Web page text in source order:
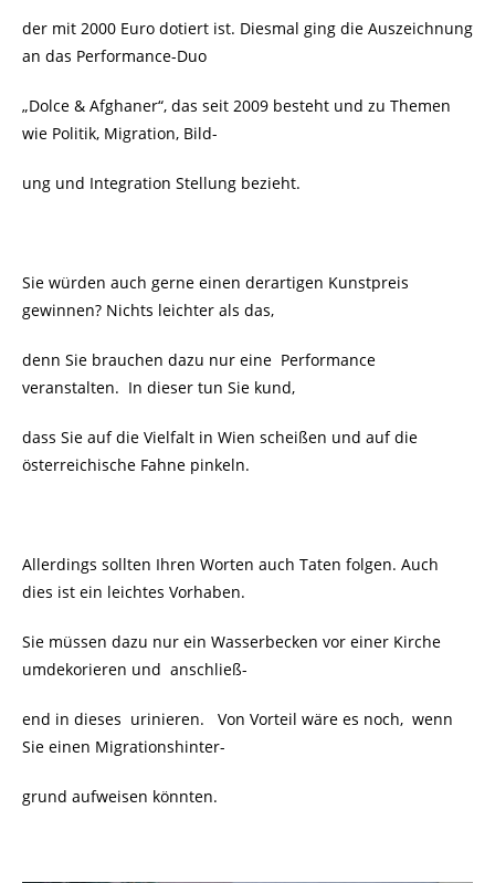
der mit 2000 Euro dotiert ist. Diesmal ging die Auszeichnung
an das Performance-Duo
„Dolce & Afghaner“, das seit 2009 besteht und zu Themen
wie Politik, Migration, Bild-
ung und Integration Stellung bezieht.
Sie würden auch gerne einen derartigen Kunstpreis
gewinnen? Nichts leichter als das,
denn Sie brauchen dazu nur eine Performance
veranstalten. In dieser tun Sie kund,
dass Sie auf die Vielfalt in Wien scheißen und auf die
österreichische Fahne pinkeln.
Allerdings sollten Ihren Worten auch Taten folgen. Auch
dies ist ein leichtes Vorhaben.
Sie müssen dazu nur ein Wasserbecken vor einer Kirche
umdekorieren und anschließ-
end in dieses urinieren. Von Vorteil wäre es noch, wenn
Sie einen Migrationshinter-
grund aufweisen könnten.